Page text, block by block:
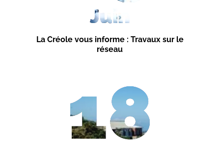
La Créole vous informe : Travaux sur le
réseau
Juin
18